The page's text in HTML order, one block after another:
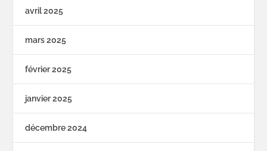
avril 2025
mars 2025
février 2025
janvier 2025
décembre 2024